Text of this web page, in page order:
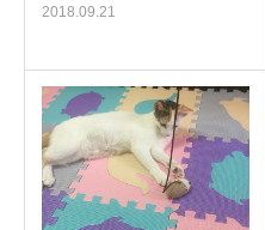
2018.09.21